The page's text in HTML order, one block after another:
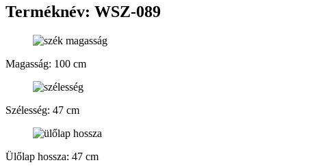
Terméknév: WSZ-089
Magasság: 100 cm
Szélesség: 47 cm
Ülőlap hossza: 47 cm